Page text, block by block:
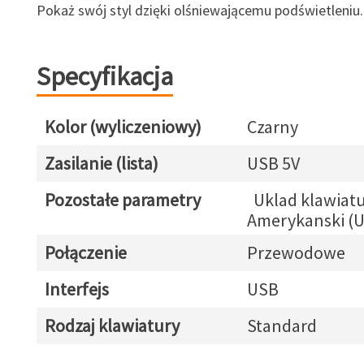
Pokaż swój styl dzięki olśniewającemu podświetleniu.
Specyfikacja
Kolor (wyliczeniowy)
Czarny
Zasilanie (lista)
USB 5V
Pozostałe parametry
Uklad
Amerykanski
Połączenie
Przewodowe
Interfejs
USB
Rodzaj klawiatury
Standard